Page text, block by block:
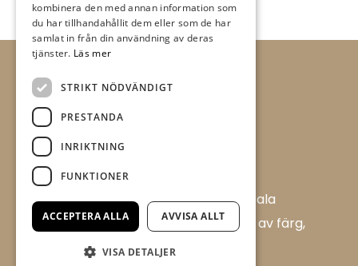
Allt i Färg AB är en färghandel i centrala
Ulricehamn med ett brett sortiment av färg,
tapet och tillbehör.
kombinera den med annan information som
du har tillhandahållit dem eller som de har
samlat in från din användning av deras
tjänster. Läs mer
STRIKT NÖDVÄNDIGT
PRESTANDA
INRIKTNING
FUNKTIONER
ACCEPTERA ALLA AVVISA ALLT
VISA DETALJER